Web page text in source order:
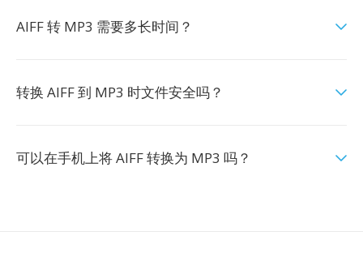
AIFF 转 MP3 需要多长时间？
转换 AIFF 到 MP3 时文件安全吗？
可以在手机上将 AIFF 转换为 MP3 吗？